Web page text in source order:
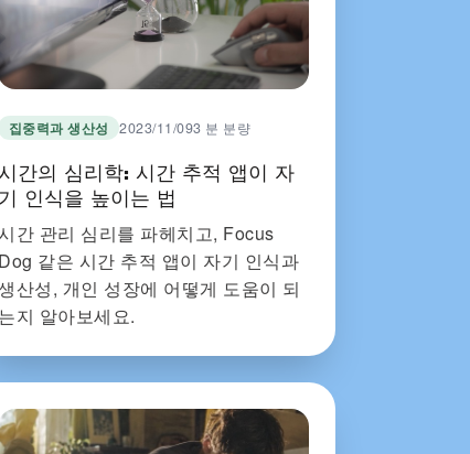
집중력과 생산성 2023/11/093 분 분량
간의 심리학: 시간 추적 앱이 자
기 인식을 높이는 법
간 관리 심리를 파헤치고, Focus
Dog 같은 시간 추적 앱이 자기 인식과
산성, 개인 성장에 어떻게 도움이 되
는지 알아보세요.